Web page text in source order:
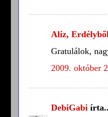
Alíz, Erdélyből
Gratulálok,
2009. október
DebiGabi